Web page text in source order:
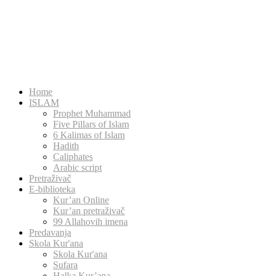
Home
ISLAM
Prophet Muhammad
Five Pillars of Islam
6 Kalimas of Islam
Hadith
Caliphates
Arabic script
Pretraživač
E-biblioteka
Kur’an Online
Kur’an pretraživač
99 Allahovih imena
Predavanja
Skola Kur'ana
Skola Kur'ana
Sufara